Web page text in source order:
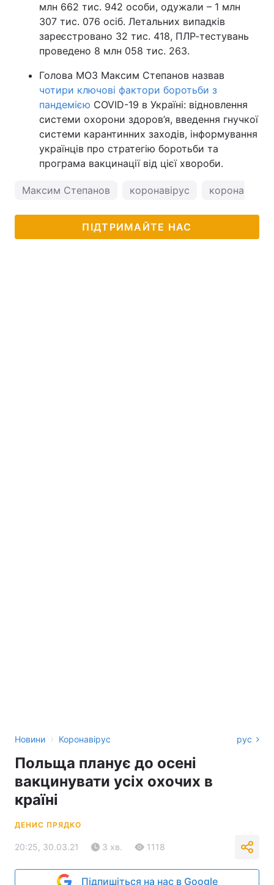
млн 662 тис. 942 особи, одужали – 1 млн
307 тис. 076 осіб. Летальних випадків
зареєстровано 32 тис. 418, ПЛР-тестувань
проведено 8 млн 058 тис. 263.
Голова МОЗ Максим Степанов назвав
чотири ключові фактори боротьби з
пандемією COVID-19 в Україні: відновлення
системи охорони здоров’я, введення гнучкої
системи карантинних заходів, інформування
українців про стратегію боротьби та
програма вакцинації від цієї хвороби.
Максим Степанов коронавірус коронавірус
ПІДТРИМАЙТЕ НАС
Новини › Коронавірус рус
Польща планує до осені
вакцинувати усіх охочих в
країні
ДЕНИС ПРЯДКО
20:25, 30.03.21 3 хв. 1118
Підпишіться на нас в Google